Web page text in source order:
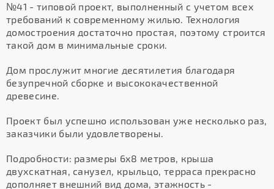
№41 - типовой проект, выполненный с учетом всех
требований к современному жилью. Технология
домостроения достаточно простая, поэтому строится
такой дом в минимальные сроки.
Дом прослужит многие десятилетия благодаря
безупречной сборке и высококачественной
древесине.
Проект был успешно использован уже несколько раз,
заказчики были удовлетворены.
Подробности: размеры 6х8 метров, крыша
двухскатная, санузел, крыльцо, терраса прекрасно
дополняет внешний вид дома, этажность -